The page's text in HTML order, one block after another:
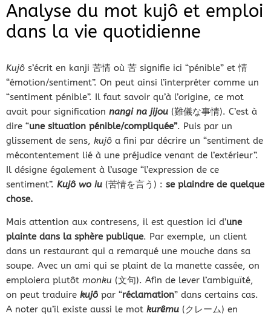
Analyse du mot kujô et emploi
dans la vie quotidienne
Kujô s’écrit en kanji 苦情 où 苦 signifie ici “pénible” et 情
“émotion/sentiment”. On peut ainsi l’interpréter comme un
“sentiment pénible”. Il faut savoir qu’à l’origine, ce mot
avait pour signification nangi na jijou (難儀な事情). C’est à
dire “une situation pénible/compliquée”. Puis par un
glissement de sens, kujô a fini par décrire un “sentiment de
mécontentement lié à une préjudice venant de l’extérieur”.
Il désigne également à l’usage “l’expression de ce
sentiment”. Kujô wo iu (苦情を言う) : se plaindre de quelque
chose.
Mais attention aux contresens, il est question ici d’une
plainte dans la sphère publique. Par exemple, un client
dans un restaurant qui a remarqué une mouche dans sa
soupe. Avec un ami qui se plaint de la manette cassée, on
emploiera plutôt monku (文句). Afin de lever l’ambiguïté,
on peut traduire kujô par “réclamation” dans certains cas.
A noter qu’il existe aussi le mot kurêmu (クレーム) en